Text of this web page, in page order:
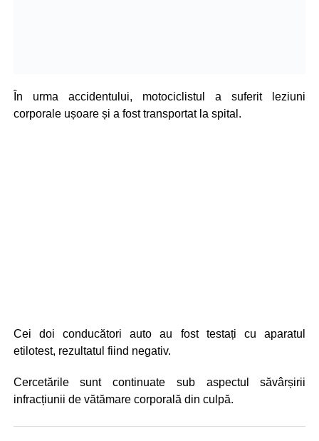
În urma accidentului, motociclistul a suferit leziuni
corporale ușoare și a fost transportat la spital.
Cei doi conducători auto au fost testați cu aparatul
etilotest, rezultatul fiind negativ.
Cercetările sunt continuate sub aspectul săvârșirii
infracțiunii de vătămare corporală din culpă.